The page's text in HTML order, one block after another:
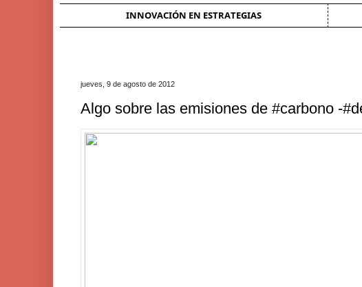
INNOVACIÓN EN ESTRATEGIAS
jueves, 9 de agosto de 2012
Algo sobre las emisiones de #carbono -